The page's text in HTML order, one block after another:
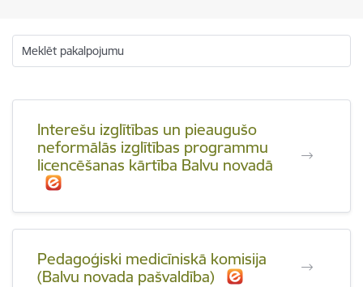
Meklēt pakalpojumu
Interešu izglītības un pieaugušo
neformālās izglītības programmu
licencēšanas kārtība Balvu novadā
Pedagoģiski medicīniskā komisija
(Balvu novada pašvaldība)